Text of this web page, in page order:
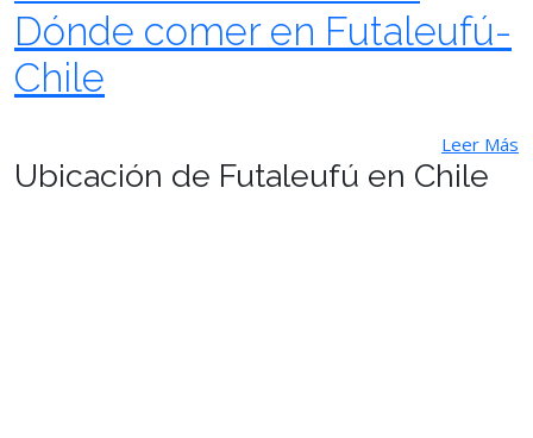
Dónde comer en Futaleufú-
Chile
Leer Más
Ubicación de Futaleufú en Chile